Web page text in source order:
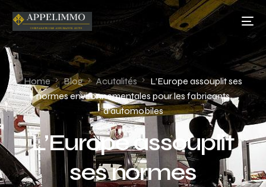
Home Blog Acutalités
L’Europe assouplit ses
normes environnementales pour les fabricants
d’automobiles
L’Europe assouplit
ses normes